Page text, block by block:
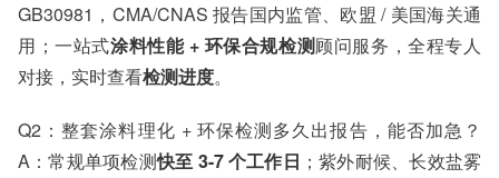
GB30981，CMA/CNAS 报告国内监管、欧盟 / 美国海关通
用；一站式涂料性能 + 环保合规检测顾问服务，全程专人
对接，实时查看检测进度。
Q2：整套涂料理化 + 环保检测多久出报告，能否加急？
A：常规单项检测快至 3-7 个工作日 ；紫外耐候、长效盐雾